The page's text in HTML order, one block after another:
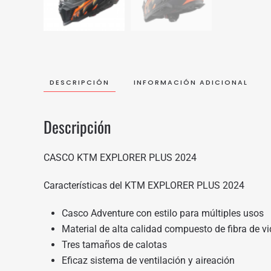
DESCRIPCIÓN INFORMACIÓN ADICIONAL
Descripción
CASCO KTM EXPLORER PLUS 2024
Características del KTM EXPLORER PLUS 2024
Casco Adventure con estilo para múltiples usos
Material de alta calidad compuesto de fibra de
Tres tamaños de calotas
Eficaz sistema de ventilación y aireación